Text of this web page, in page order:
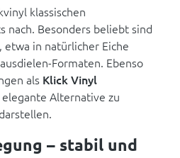
klassischen
nach. Besonders beliebt sind
, etwa in natürlicher Eiche
Formaten. Ebenso
als Klick Vinyl
Alternative zu
– stabil und